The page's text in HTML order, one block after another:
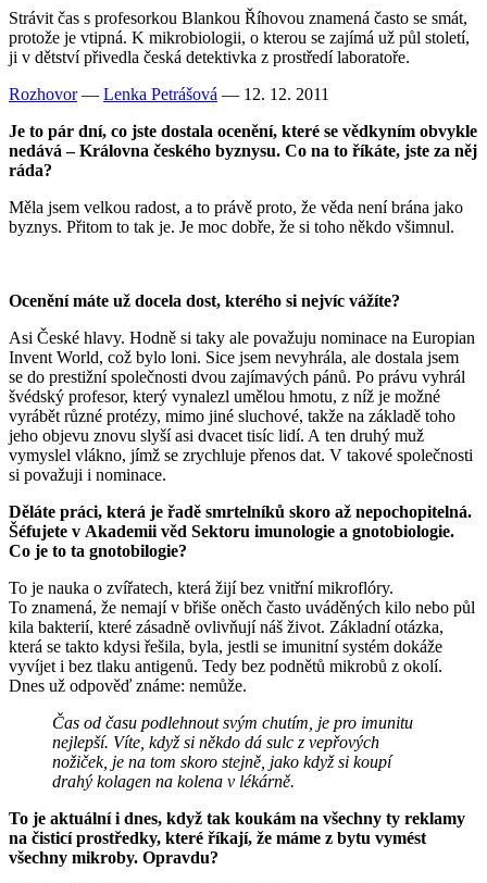
Strávit čas s profesorkou Blankou Říhovou znamená často se smát,
protože je vtipná. K mikrobiologii, o kterou se zajímá už půl století,
ji v dětství přivedla česká detektivka z prostředí laboratoře.
Rozhovor— Lenka Petrášová — 12. 12. 2011
Je to pár dní, co jste dostala ocenění, které se vědkyním obvykle
nedává – Královna českého byznysu. Co na to říkáte, jste za něj
ráda?
Měla jsem velkou radost, a to právě proto, že věda není brána jako
byznys. Přitom to tak je. Je moc dobře, že si toho někdo všimnul.
Ocenění máte už docela dost, kterého si nejvíc vážíte?
Asi České hlavy. Hodně si taky ale považuju nominace na Europian
Invent World, což bylo loni. Sice jsem nevyhrála, ale dostala jsem
se do prestižní společnosti dvou zajímavých pánů. Po právu vyhrál
švédský profesor, který vynalezl umělou hmotu, z níž je možné
vyrábět různé protézy, mimo jiné sluchové, takže na základě toho
jeho objevu znovu slyší asi dvacet tisíc lidí. A ten druhý muž
vymyslel vlákno, jímž se zrychluje přenos dat. V takové společnosti
si považuji i nominace.
Děláte práci, která je řadě smrtelníků skoro až nepochopitelná.
Šéfujete v Akademii věd Sektoru imunologie a gnotobiologie.
Co je to ta gnotobilogie?
To je nauka o zvířatech, která žijí bez vnitřní mikroflóry.
To znamená, že nemají v břiše oněch často uváděných kilo nebo půl
kila bakterií, které zásadně ovlivňují náš život. Základní otázka,
která se takto kdysi řešila, byla, jestli se imunitní systém dokáže
vyvíjet i bez tlaku antigenů. Tedy bez podnětů mikrobů z okolí.
Dnes už odpověď známe: nemůže.
Čas od času podlehnout svým chutím, je pro imunitu
nejlepší. Víte, když si někdo dá sulc z vepřových
nožiček, je na tom skoro stejně, jako když si koupí
drahý kolagen na kolena v lékárně.
To je aktuální i dnes, když tak koukám na všechny ty reklamy
na čisticí prostředky, které říkají, že máme z bytu vymést
všechny mikroby. Opravdu?